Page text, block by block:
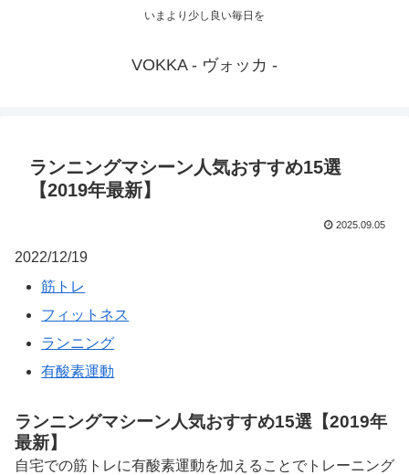
いまより少し良い毎日を
VOKKA - ヴォッカ -
ランニングマシーン人気おすすめ15選
【2019年最新】
2025.09.05
2022/12/19
筋トレ
フィットネス
ランニング
有酸素運動
ランニングマシーン人気おすすめ15選【2019年
最新】
自宅での筋トレに有酸素運動を加えることでトレーニング